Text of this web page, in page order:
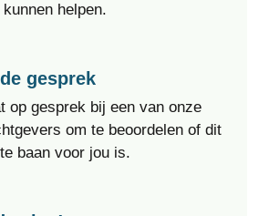
helpen.
gesprek
op gesprek bij een van onze
om te beoordelen of dit
baan voor jou is.